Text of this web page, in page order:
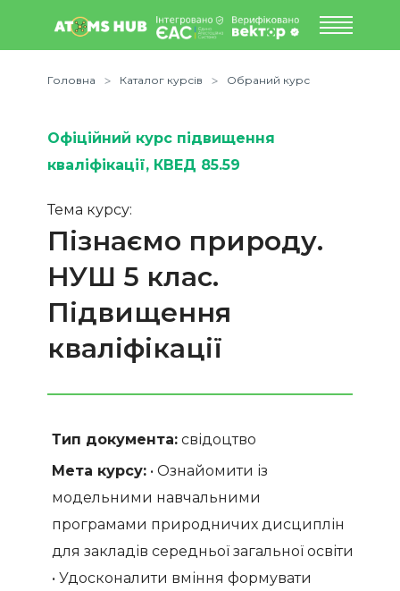
Головна Каталог курсів Обраний курс
Офіційний курс підвищення
кваліфікації, КВЕД 85.59
Тема курсу:
Пізнаємо природу.
НУШ 5 клас.
Підвищення
кваліфікації
Тип документа: свідоцтво
Мета курсу: • Ознайомити із
модельними навчальними
програмами природничих дисциплін
для закладів середньої загальної освіти;
• Удосконалити вміння формувати